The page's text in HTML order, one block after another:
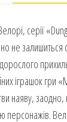
серії
не залишиться
іграшок гри
наяву,
персонажів.